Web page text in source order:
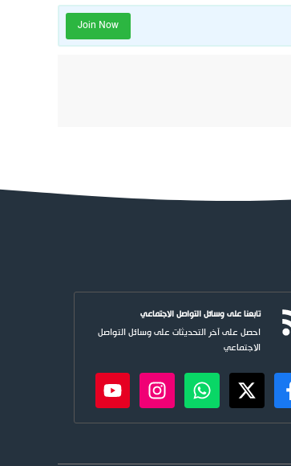
Join Now
تابعنا على وسائل التواصل الاجتماعي
احصل على آخر التحديثات على وسائل التواصل
الاجتماعي